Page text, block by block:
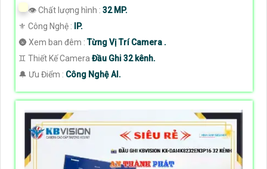
👁 Chất lượng hình : 32 MP.
⚜️ Công Nghệ :
IP.
🌚 Xem ban đêm :Từng Vị Trí Camera .
♊ Thiết Kế Camera Đầu Ghi 32 kênh.
️🔔 Ưu Điểm : Công Nghệ AI.